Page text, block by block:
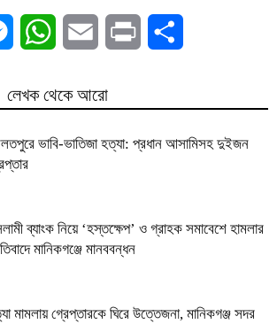
MessengerWhatsAppEmail Print
লেখক থেকে আরো
ভাবি-ভাতিজা হত্যা: প্রধান আসামিসহ দুইজন
ব্যাংক নিয়ে ‘হস্তক্ষেপ’ ও গ্রাহক সমাবেশে হামলার
মানিকগঞ্জে মানববন্ধন
মামলায় গ্রেপ্তারকে ঘিরে উত্তেজনা, মানিকগঞ্জ সদর